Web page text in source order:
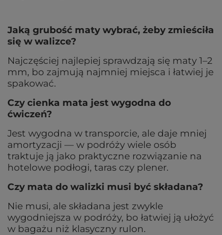
Jaką grubość maty wybrać, żeby zmieściła
się w walizce?
Najczęściej najlepiej sprawdzają się maty 1–2
mm, bo zajmują najmniej miejsca i łatwiej je
spakować.
Czy cienka mata jest wygodna do
ćwiczeń?
Jest wygodna w transporcie, ale daje mniej
amortyzacji — w podróży wiele osób
traktuje ją jako praktyczne rozwiązanie na
hotelowe podłogi, taras czy plener.
Czy mata do walizki musi być składana?
Nie musi, ale składana jest zwykle
wygodniejsza w podróży, bo łatwiej ją ułożyć
w bagażu niż klasyczny rulon.